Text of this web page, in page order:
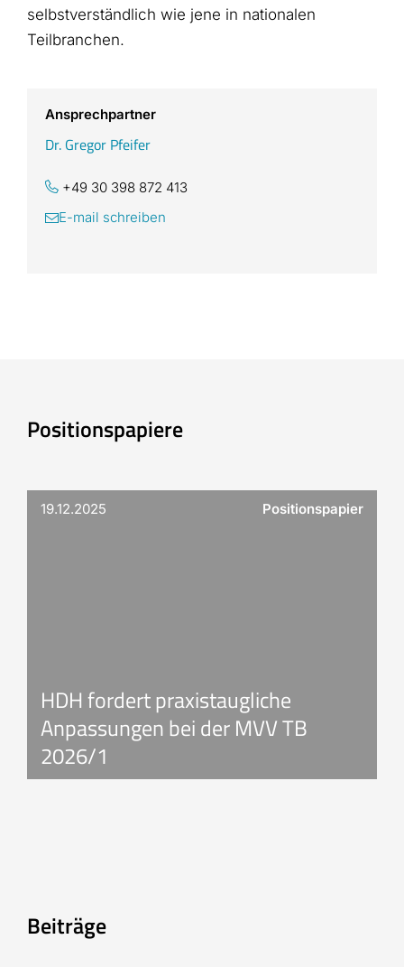
selbstverständlich wie jene in nationalen
Teilbranchen.
Ansprechpartner
Dr. Gregor Pfeifer
+49 30 398 872 413
E-mail schreiben
Positionspapiere
19.12.2025 Positionspapier
HDH fordert praxistaugliche
Anpassungen bei der MVV TB
2026/1
Beiträge